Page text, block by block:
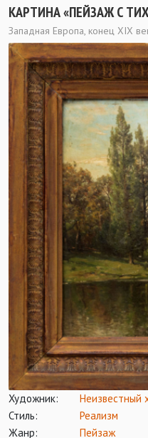
КАРТИНА «ПЕЙЗАЖ С
Западная Европа, конец ХIХ
Художник:
Неизвестный
Стиль:
Реализм
Жанр:
Пейзаж